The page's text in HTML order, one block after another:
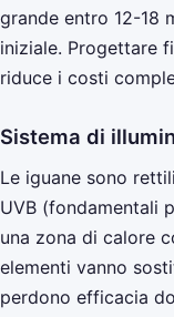
grande entro 12-18
iniziale. Progettare
riduce i costi
Sistema di
Le iguane sono
UVB (fondamentali
una zona di calore
elementi vanno
perdono efficacia